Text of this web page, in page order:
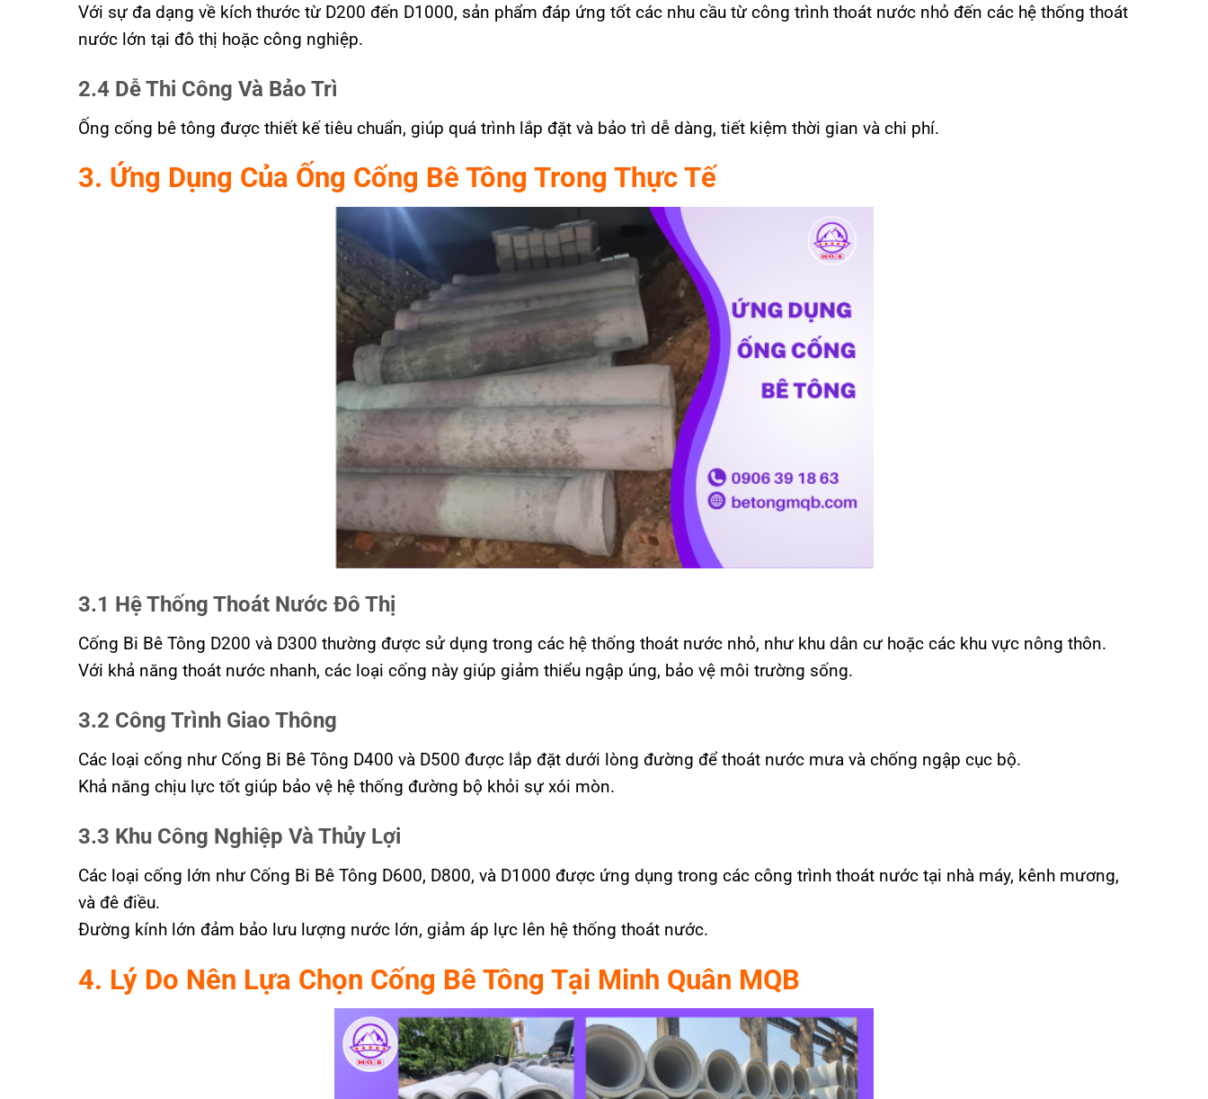
Với sự đa dạng về kích thước từ D200 đến D1000, sản phẩm đáp ứng tốt các nhu cầu từ công trình thoát nước nhỏ đến các hệ thống thoát
nước lớn tại đô thị hoặc công nghiệp.
2.4 Dễ Thi Công Và Bảo Trì
Ống cống bê tông được thiết kế tiêu chuẩn, giúp quá trình lắp đặt và bảo trì dễ dàng, tiết kiệm thời gian và chi phí.
3. Ứng Dụng Của Ống Cống Bê Tông Trong Thực Tế
3.1 Hệ Thống Thoát Nước Đô Thị
Cống Bi Bê Tông D200 và D300 thường được sử dụng trong các hệ thống thoát nước nhỏ, như khu dân cư hoặc các khu vực nông thôn.
Với khả năng thoát nước nhanh, các loại cống này giúp giảm thiểu ngập úng, bảo vệ môi trường sống.
3.2 Công Trình Giao Thông
Các loại cống như Cống Bi Bê Tông D400 và D500 được lắp đặt dưới lòng đường để thoát nước mưa và chống ngập cục bộ.
Khả năng chịu lực tốt giúp bảo vệ hệ thống đường bộ khỏi sự xói mòn.
3.3 Khu Công Nghiệp Và Thủy Lợi
Các loại cống lớn như Cống Bi Bê Tông D600, D800, và D1000 được ứng dụng trong các công trình thoát nước tại nhà máy, kênh mương,
và đê điều.
Đường kính lớn đảm bảo lưu lượng nước lớn, giảm áp lực lên hệ thống thoát nước.
4. Lý Do Nên Lựa Chọn Cống Bê Tông Tại Minh Quân MQB